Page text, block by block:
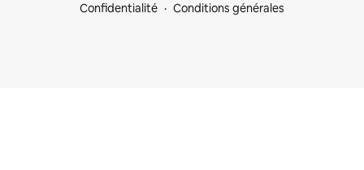
Confidentialité
Conditions générales